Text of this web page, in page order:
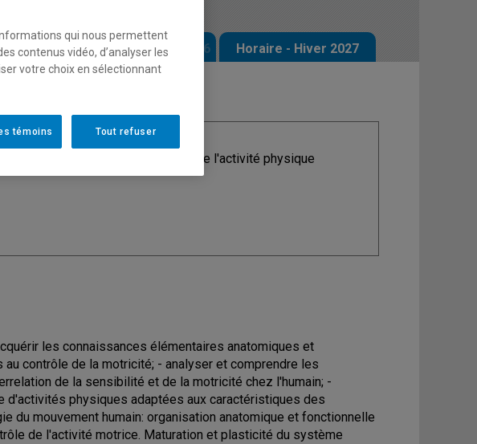
Horaire - Automne 2026 Horaire - Hiver 2027
: Sciences de l'activité physique
les connaissances élémentaires anatomiques et
contrôle de la motricité; - analyser et comprendre les
de la sensibilité et de la motricité chez l'humain; -
d'activités physiques adaptées aux caractéristiques des
du mouvement humain: organisation anatomique et fonctionnelle
de l'activité motrice. Maturation et plasticité du système
qui nous permettent
contenus vidéo, d’analyser les
votre choix en sélectionnant
Tout refuser
témoins